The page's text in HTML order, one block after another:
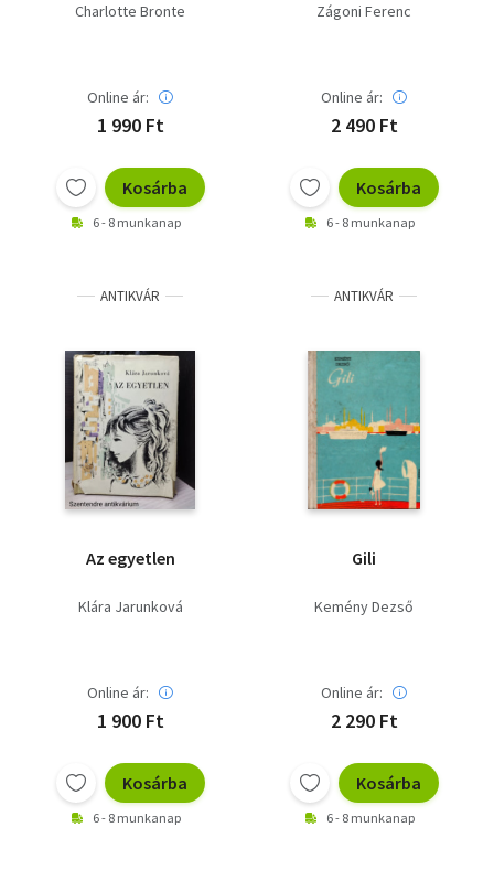
Charlotte Bronte
Online ár:
1 990 Ft
Kosárba
6 - 8 munkanap
Zágoni Ferenc
Online ár:
2 490 Ft
Kosárba
6 - 8 munkanap
ANTIKVÁR
Az egyetlen
Klára Jarunková
Online ár:
1 900 Ft
Kosárba
6 - 8 munkanap
ANTIKVÁR
Gili
Kemény Dezső
Online ár:
2 290 Ft
Kosárba
6 - 8 munkanap